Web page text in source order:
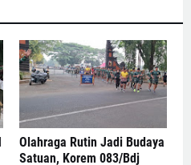
Olahraga Rutin Jadi Budaya
Satuan, Korem 083/Bdj